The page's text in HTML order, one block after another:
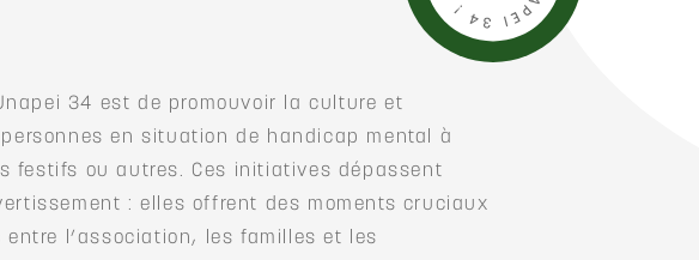
34 est de promouvoir la culture et
en situation de handicap mental à
festifs ou autres. Ces initiatives dépassent
: elles offrent des moments cruciaux
entre l’association, les familles et les